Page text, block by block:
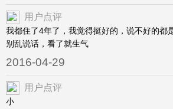
用户点评
我都住了4年了，我觉得挺好的，说不好的都
别乱说话，看了就生气
2016-04-29
用户点评
小